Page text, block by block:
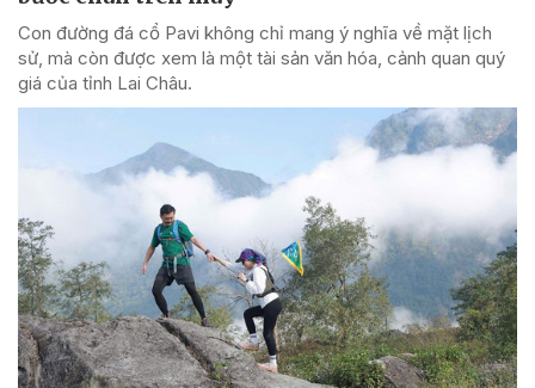
Con đường đá cổ Pavi không chỉ mang ý nghĩa về mặt lịch
sử, mà còn được xem là một tài sản văn hóa, cảnh quan quý
giá của tỉnh Lai Châu.